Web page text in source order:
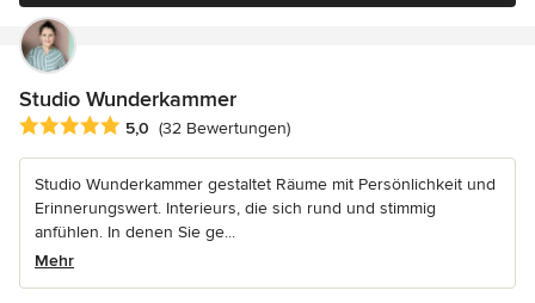
Studio Wunderkammer
Durchschnittliche Bewertung: 5 von 5 Sternen
5,0 (32 Bewertungen)
Studio Wunderkammer gestaltet Räume mit Persönlichkeit und
Erinnerungswert. Interieurs, die sich rund und stimmig
anfühlen. In denen Sie ge...
Mehr